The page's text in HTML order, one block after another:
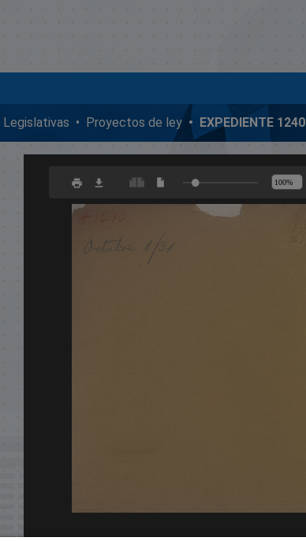
Proyectos de ley EXPEDIENTE 1240